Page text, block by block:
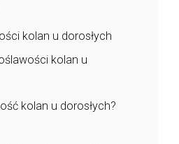
kolan u dorosłych
kolan u
kolan u dorosłych?